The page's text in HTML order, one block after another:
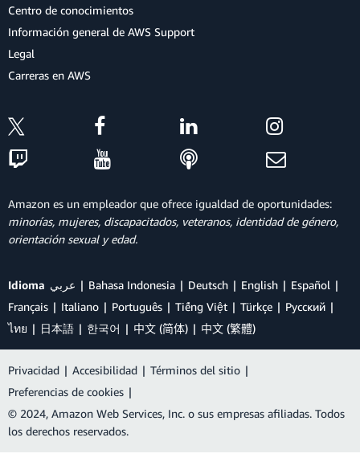
Centro de conocimientos
Información general de AWS Support
Legal
Carreras en AWS
Amazon es un empleador que ofrece igualdad de oportunidades:
minorías, mujeres, discapacitados, veteranos, identidad de género,
orientación sexual y edad.
Idioma عربي Bahasa Indonesia Deutsch English
Español
Français
Italiano Português Tiếng Việt Türkçe
Ρусский
ไทย
日本語 한국어 中文 (简体) 中文 (繁體)
Privacidad | Accesibilidad | Términos del sitio |
Preferencias de cookies |
© 2024, Amazon Web Services, Inc. o sus empresas afiliadas. Todos
los derechos reservados.